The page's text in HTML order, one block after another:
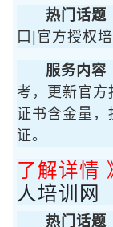
热门话题
口|官方授权
服务内容
考，更新官方
证书含金量，
证。
了解详情
人培训网
热门话题